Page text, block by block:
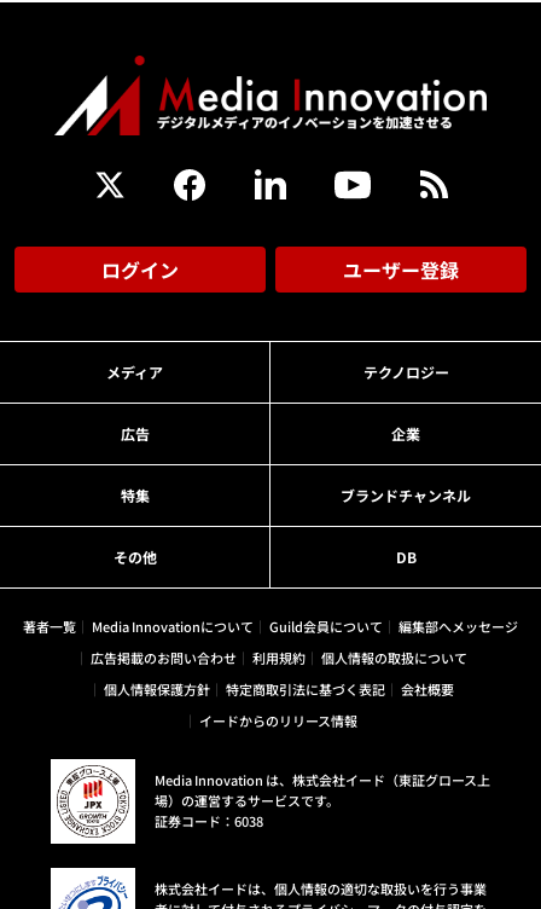
ログイン ユーザー登録
メディア テクノロジー
広告 企業
特集 ブランドチャンネル
その他 DB
著者一覧 Media Innovationについて Guild会員について
編集部へメッセージ
広告掲載のお問い合わせ
利用規約
個人情報の取扱について
個人情報保護方針
特定商取引法に基づく表記
会社概要
イードからのリリース情報
Media Innovation は、株式会社イード（東証グロース上
場）の運営するサービスです。
証券コード：6038
株式会社イードは、個人情報の適切な取扱いを行う事業